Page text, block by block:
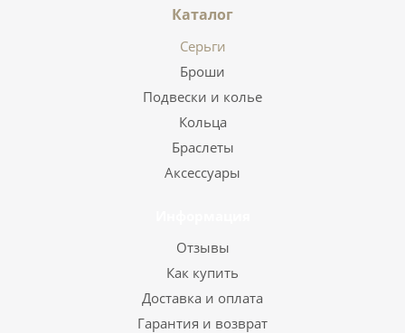
Каталог
Серьги
Броши
Подвески и колье
Кольца
Браслеты
Аксессуары
Отзывы
Как купить
Доставка и оплата
Гарантия и возврат